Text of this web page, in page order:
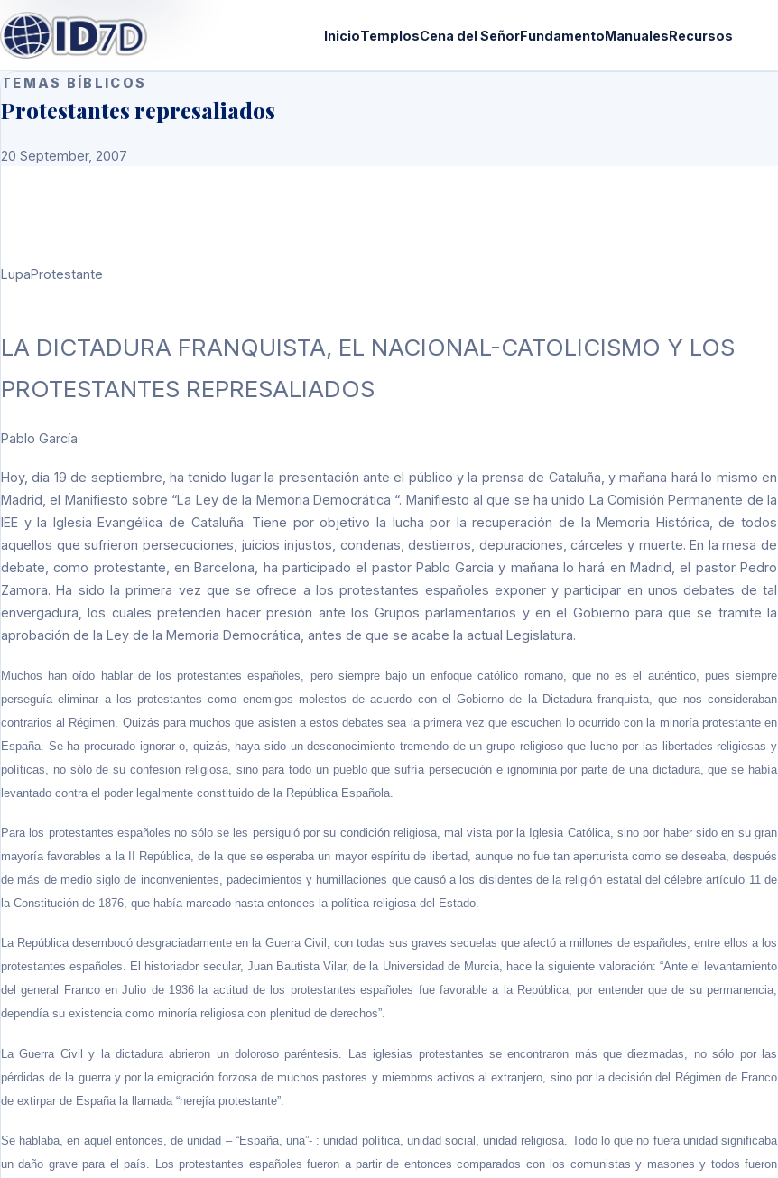
InicioTemplosCena del SeñorFundamentoManualesRecursos
TEMAS BÍBLICOS
Protestantes represaliados
20 September, 2007
LupaProtestante
LA DICTADURA FRANQUISTA, EL NACIONAL-CATOLICISMO Y LOS
PROTESTANTES REPRESALIADOS
Pablo García
Hoy, día 19 de septiembre, ha tenido lugar la presentación ante el público y la prensa de Cataluña, y mañana hará lo mismo en
Madrid, el Manifiesto sobre “La Ley de la Memoria Democrática “. Manifiesto al que se ha unido La Comisión Permanente de la
IEE y la Iglesia Evangélica de Cataluña. Tiene por objetivo la lucha por la recuperación de la Memoria Histórica, de todos
aquellos que sufrieron persecuciones, juicios injustos, condenas, destierros, depuraciones, cárceles y muerte. En la mesa de
debate, como protestante, en Barcelona, ha participado el pastor Pablo García y mañana lo hará en Madrid, el pastor Pedro
Zamora. Ha sido la primera vez que se ofrece a los protestantes españoles exponer y participar en unos debates de tal
envergadura, los cuales pretenden hacer presión ante los Grupos parlamentarios y en el Gobierno para que se tramite la
aprobación de la Ley de la Memoria Democrática, antes de que se acabe la actual Legislatura.
Muchos han oído hablar de los protestantes españoles, pero siempre bajo un enfoque católico romano, que no es el auténtico, pues siempre
perseguía eliminar a los protestantes como enemigos molestos de acuerdo con el Gobierno de la Dictadura franquista, que nos consideraban
contrarios al Régimen. Quizás para muchos que asisten a estos debates sea la primera vez que escuchen lo ocurrido con la minoría protestante en
España. Se ha procurado ignorar o, quizás, haya sido un desconocimiento tremendo de un grupo religioso que lucho por las libertades religiosas y
políticas, no sólo de su confesión religiosa, sino para todo un pueblo que sufría persecución e ignominia por parte de una dictadura, que se había
levantado contra el poder legalmente constituido de la República Española.
Para los protestantes españoles no sólo se les persiguió por su condición religiosa, mal vista por la Iglesia Católica, sino por haber sido en su gran
mayoría favorables a la II República, de la que se esperaba un mayor espíritu de libertad, aunque no fue tan aperturista como se deseaba, después
de más de medio siglo de inconvenientes, padecimientos y humillaciones que causó a los disidentes de la religión estatal del célebre artículo 11 de
la Constitución de 1876, que había marcado hasta entonces la política religiosa del Estado.
La República desembocó desgraciadamente en la Guerra Civil, con todas sus graves secuelas que afectó a millones de españoles, entre ellos a los
protestantes españoles. El historiador secular, Juan Bautista Vilar, de la Universidad de Murcia, hace la siguiente valoración: “Ante el levantamiento
del general Franco en Julio de 1936 la actitud de los protestantes españoles fue favorable a la República, por entender que de su permanencia,
dependía su existencia como minoría religiosa con plenitud de derechos”.
La Guerra Civil y la dictadura abrieron un doloroso paréntesis. Las iglesias protestantes se encontraron más que diezmadas, no sólo por las
pérdidas de la guerra y por la emigración forzosa de muchos pastores y miembros activos al extranjero, sino por la decisión del Régimen de Franco
de extirpar de España la llamada “herejía protestante”.
Se hablaba, en aquel entonces, de unidad – “España, una”- : unidad política, unidad social, unidad religiosa. Todo lo que no fuera unidad significaba
un daño grave para el país. Los protestantes españoles fueron a partir de entonces comparados con los comunistas y masones y todos fueron